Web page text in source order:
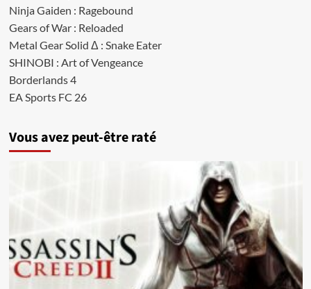
Ninja Gaiden : Ragebound
Gears of War : Reloaded
Metal Gear Solid Δ : Snake Eater
SHINOBI : Art of Vengeance
Borderlands 4
EA Sports FC 26
Vous avez peut-être raté